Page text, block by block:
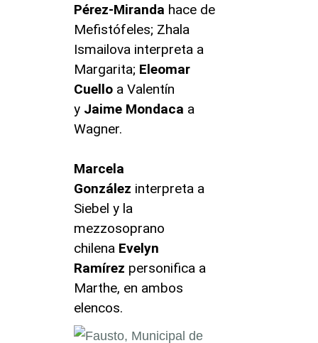
Pérez-Miranda hace de
Mefistófeles; Zhala
Ismailova interpreta a
Margarita; Eleomar
Cuello a Valentín
y Jaime Mondaca a
Wagner.
Marcela
González interpreta a
Siebel y la
mezzosoprano
chilena Evelyn
Ramírez personifica a
Marthe, en ambos
elencos.